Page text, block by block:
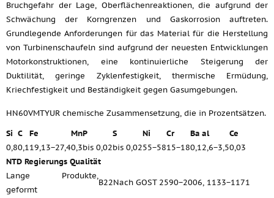
Bruchgefahr der Lage, Oberflächenreaktionen, die aufgrund der
Schwächung der Korngrenzen und Gaskorrosion auftreten.
Grundlegende Anforderungen für das Material für die Herstellung
von Turbinenschaufeln sind aufgrund der neuesten Entwicklungen
Motorkonstruktionen, eine kontinuierliche Steigerung der
Duktilität, geringe Zyklenfestigkeit, thermische Ermüdung,
Kriechfestigkeit und Beständigkeit gegen Gasumgebungen.
HN60VMTYUR chemische Zusammensetzung, die in Prozentsätzen.
Si C Fe MnP S Ni Cr Ba al
Ce
0,80,119,13−27,40,3bis 0,02bis 0,0255−5815−180,12,6−3,50,03
NTD Regierungs Qualität
Lange Produkte,
geformt
B22Nach GOST 2590−2006, 1133−1171